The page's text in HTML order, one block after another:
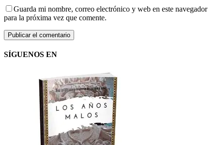
Guarda mi nombre, correo electrónico y web en este navegador
para la próxima vez que comente.
SÍGUENOS EN